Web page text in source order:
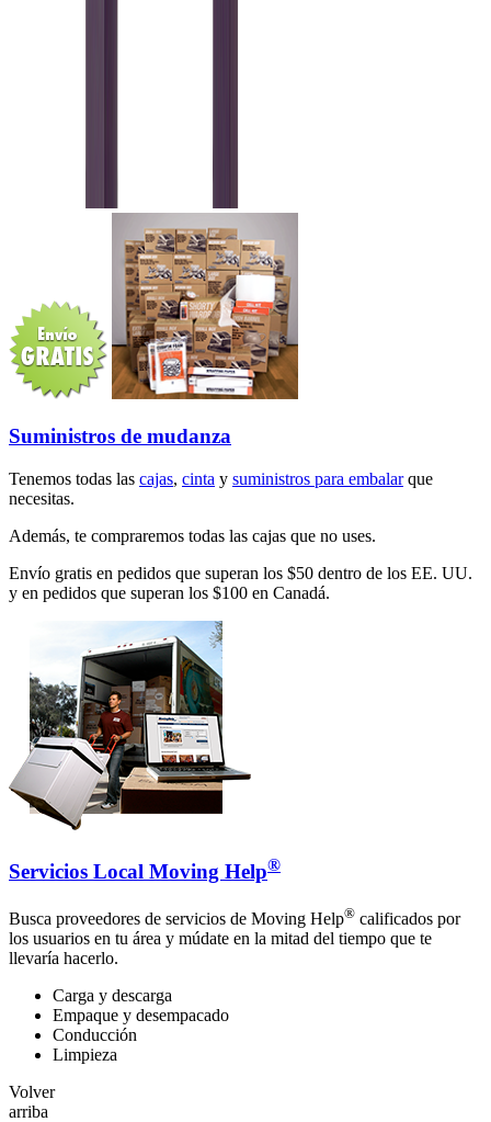
Suministros de mudanza
Tenemos todas las cajas, cinta y suministros para embalarque
necesitas.
Además, te compraremos todas las cajas que no uses.
Envío gratis en pedidos que superan los $50 dentro de los EE. UU.
y en pedidos que superan los $100 en Canadá.
Servicios Local Moving Help®
Busca proveedores de servicios de Moving Help® calificados por
los usuarios en tu área y múdate en la mitad del tiempo que te
llevaría hacerlo.
Carga y descarga
Empaque y desempacado
Conducción
Limpieza
Volver
arriba